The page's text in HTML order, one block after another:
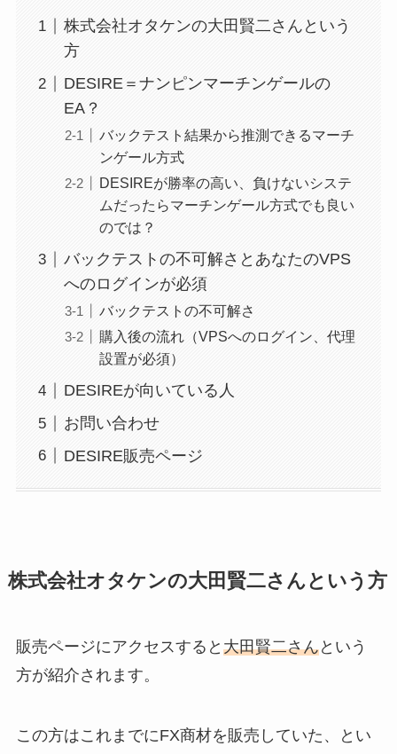
株式会社オタケンの大田賢二さんという
方
DESIRE＝ナンピンマーチンゲールの
EA？
バックテスト結果から推測できるマーチ
ンゲール方式
DESIREが勝率の高い、負けないシステ
ムだったらマーチンゲール方式でも良い
のでは？
バックテストの不可解さとあなたのVPS
へのログインが必須
バックテストの不可解さ
購入後の流れ（VPSへのログイン、代理
設置が必須）
DESIREが向いている人
お問い合わせ
DESIRE販売ページ
株式会社オタケンの大田賢二さんという方
販売ページにアクセスすると 大田賢二さんという
方が紹介されます。
この方はこれまでにFX商材を販売していた、とい